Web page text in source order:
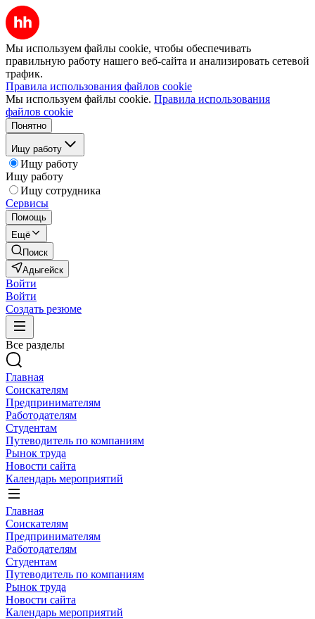
Мы используем файлы cookie, чтобы обеспечивать
правильную работу нашего веб-сайта и анализировать сетевой
трафик.
Правила использования файлов cookie
Мы используем файлы cookie. Правила использования
файлов cookie
Понятно
Ищу работу
Ищу работу
Ищу работу
Ищу сотрудника
Сервисы
Помощь
Ещё
Поиск
Адыгейск
Войти
Войти
Создать резюме
Все разделы
Главная
Соискателям
Предпринимателям
Работодателям
Студентам
Путеводитель по компаниям
Рынок труда
Новости сайта
Календарь мероприятий
Главная
Соискателям
Предпринимателям
Работодателям
Студентам
Путеводитель по компаниям
Рынок труда
Новости сайта
Календарь мероприятий